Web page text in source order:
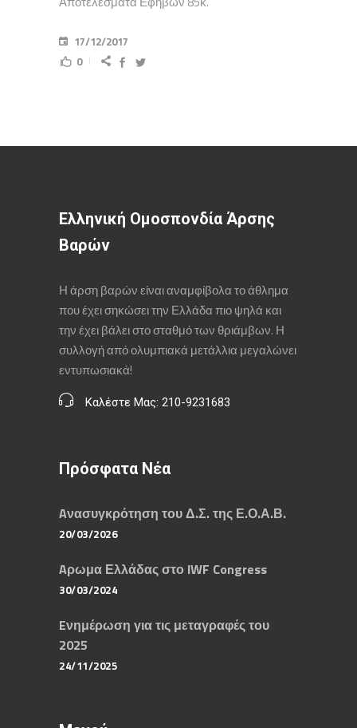
17/12/2017
0
Ελληνική Ομοσπονδία Άρσης
Βαρών
Η άρση βαρών είναι αναμφίβολα το άθλημα
που έχει σηκώσει την Ελλάδα πιο ψηλά και
την έχει βάλει στο σταθμό των θριάμβων. Η
συλλογή από ολυμπιακά μετάλλια μεγαλώνει
εντυπωσιακά!
Καλέστε Μας: 210-9231683
Πρόσφατα Νέα
Aνασυγκρότηση του Δ.Σ. της Ε.Ο.Α.Β.
20/03/2026
Aρωμα Ελλάδας στο IWF Congress
30/03/2024
Eνημέρωση για τις μεταγραφές του
2025
24/11/2025